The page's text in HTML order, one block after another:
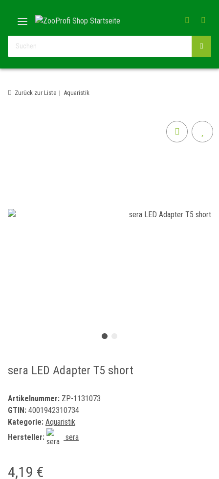
Zurück zur Liste Aquaristik
sera LED Adapter T5 short
Artikelnummer: ZP-1131073
GTIN: 4001942310734
Kategorie: Aquaristik
Hersteller:
sera
4,19 €